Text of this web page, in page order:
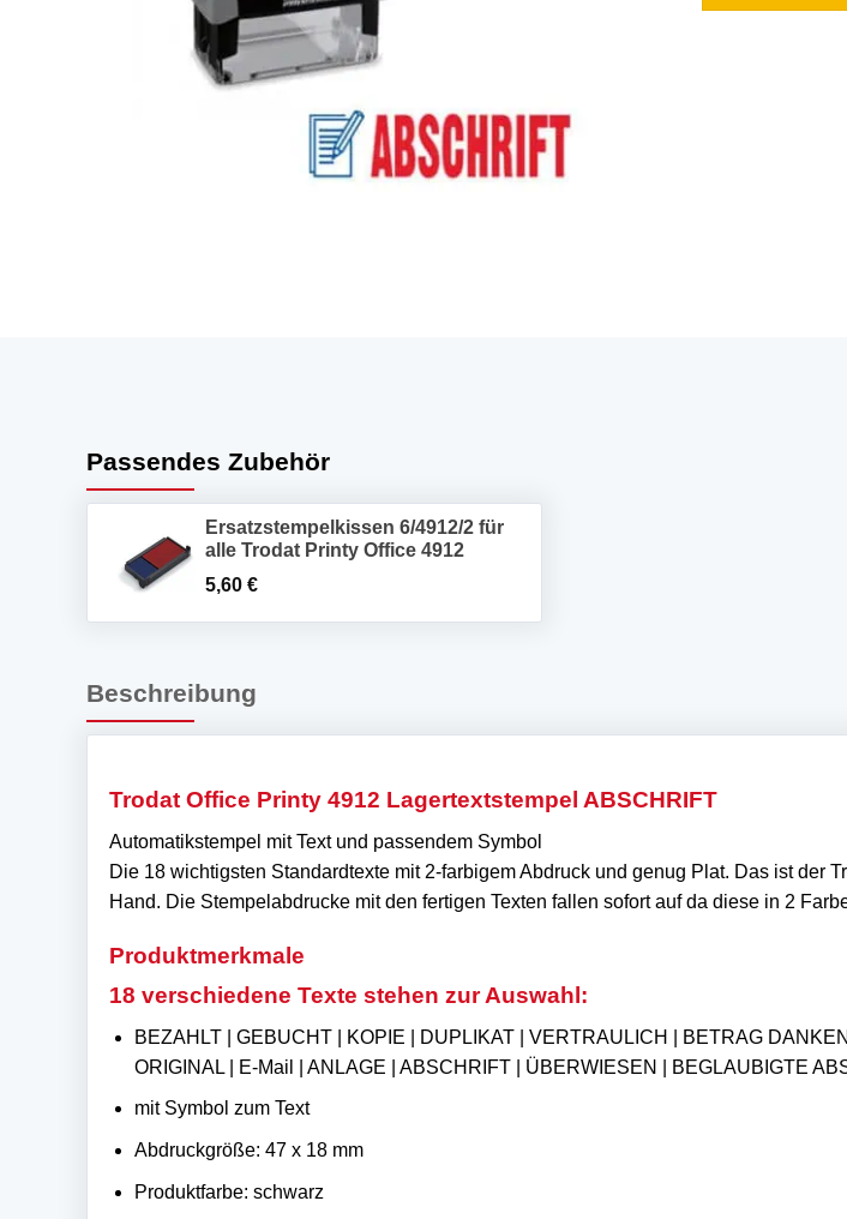
Passendes Zubehör
Ersatzstempelkissen 6/4912/2 für
alle Trodat Printy Office 4912
5,60 €
Beschreibung
Trodat Office Printy 4912 Lagertextstempel ABSCHRIFT
Automatikstempel mit Text und passendem Symbol
Die 18 wichtigsten Standardtexte mit 2-farbigem Abdruck und genug Plat. Das ist der
Hand. Die Stempelabdrucke mit den fertigen Texten fallen sofort auf da diese in 2
Produktmerkmale
18 verschiedene Texte stehen zur Auswahl:
BEZAHLT | GEBUCHT | KOPIE | DUPLIKAT | VERTRAULICH | BETRAG
ORIGINAL | E-Mail | ANLAGE | ABSCHRIFT | ÜBERWIESEN | BEGLAUBIGTE
mit Symbol zum Text
Abdruckgröße: 47 x 18 mm
Produktfarbe: schwarz